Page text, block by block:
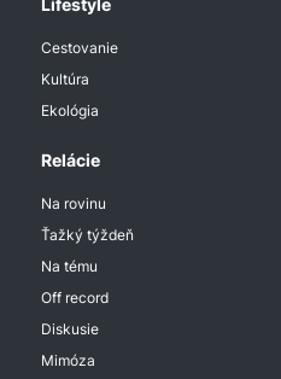
Lifestyle
Cestovanie
Kultúra
Ekológia
Relácie
Na rovinu
Ťažký týždeň
Na tému
Off record
Diskusie
Mimóza